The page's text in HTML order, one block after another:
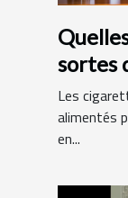
sortes
Les
alimentés
en...